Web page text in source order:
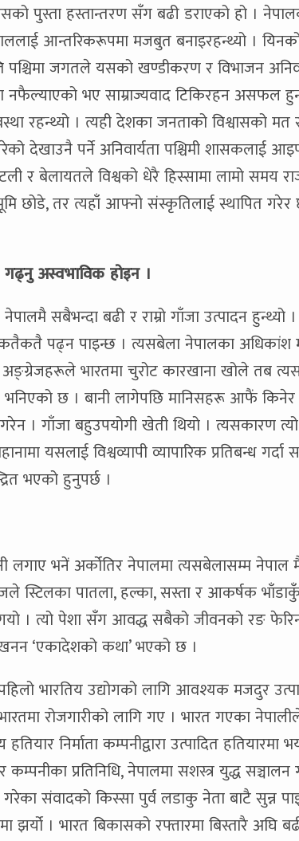
पुस्ता हस्तान्तरण सँग बढी डराएको हो ।
आन्तरिकरूपमा मजबुत बनाइरहन्थ्यो ।
पश्चिमा जगतले यसको खण्डीकरण र विभाजन
नफैल्याएको भए साम्राज्यवाद टिकिरहन असफल
रहन्थ्यो । त्यही देशका जनताको विश्वासको
देखाउनै पर्ने अनिवार्यता पश्चिमी शासकलाई
र बेलायतले विश्वको धेरै हिस्सामा लामो समय
छोडे, तर त्यहाँ आफ्नो संस्कृतिलाई स्थापित गरेर
अस्वभाविक होइन ।
सबैभन्दा बढी र राम्रो गाँजा उत्पादन हुन्थ्यो ।
पढ्न पाइन्छ । त्यसबेला नेपालका अधिकांश
भारतमा चुरोट कारखाना खोले तब
भनिएको छ । बानी लागेपछि मानिसहरू आफैं
। गाँजा बहुउपयोगी खेती थियो । त्यसकारण त्यो
यसलाई विश्वव्यापी व्यापारिक प्रतिबन्ध गर्दा
भएको हुनुपर्छ ।
लगाए भनें अर्कोतिर नेपालमा त्यसबेलासम्म नेपाल
स्टिलका पातला, हल्का, सस्ता र आकर्षक
। त्यो पेशा सँग आवद्ध सबैको जीवनको रङ
‘एकादेशको कथा’ भएको छ ।
भारतिय उद्योगको लागि आवश्यक मजदुर
रोजगारीको लागि गए । भारत गएका
निर्माता कम्पनीद्वारा उत्पादित हतियारमा
प्रतिनिधि, नेपालमा सशस्त्र युद्ध सञ्चालन
गरेका संवादको किस्सा पुर्व लडाकु नेता बाटै सुन्न
। भारत बिकासको रफ्तारमा बिस्तारै अघि